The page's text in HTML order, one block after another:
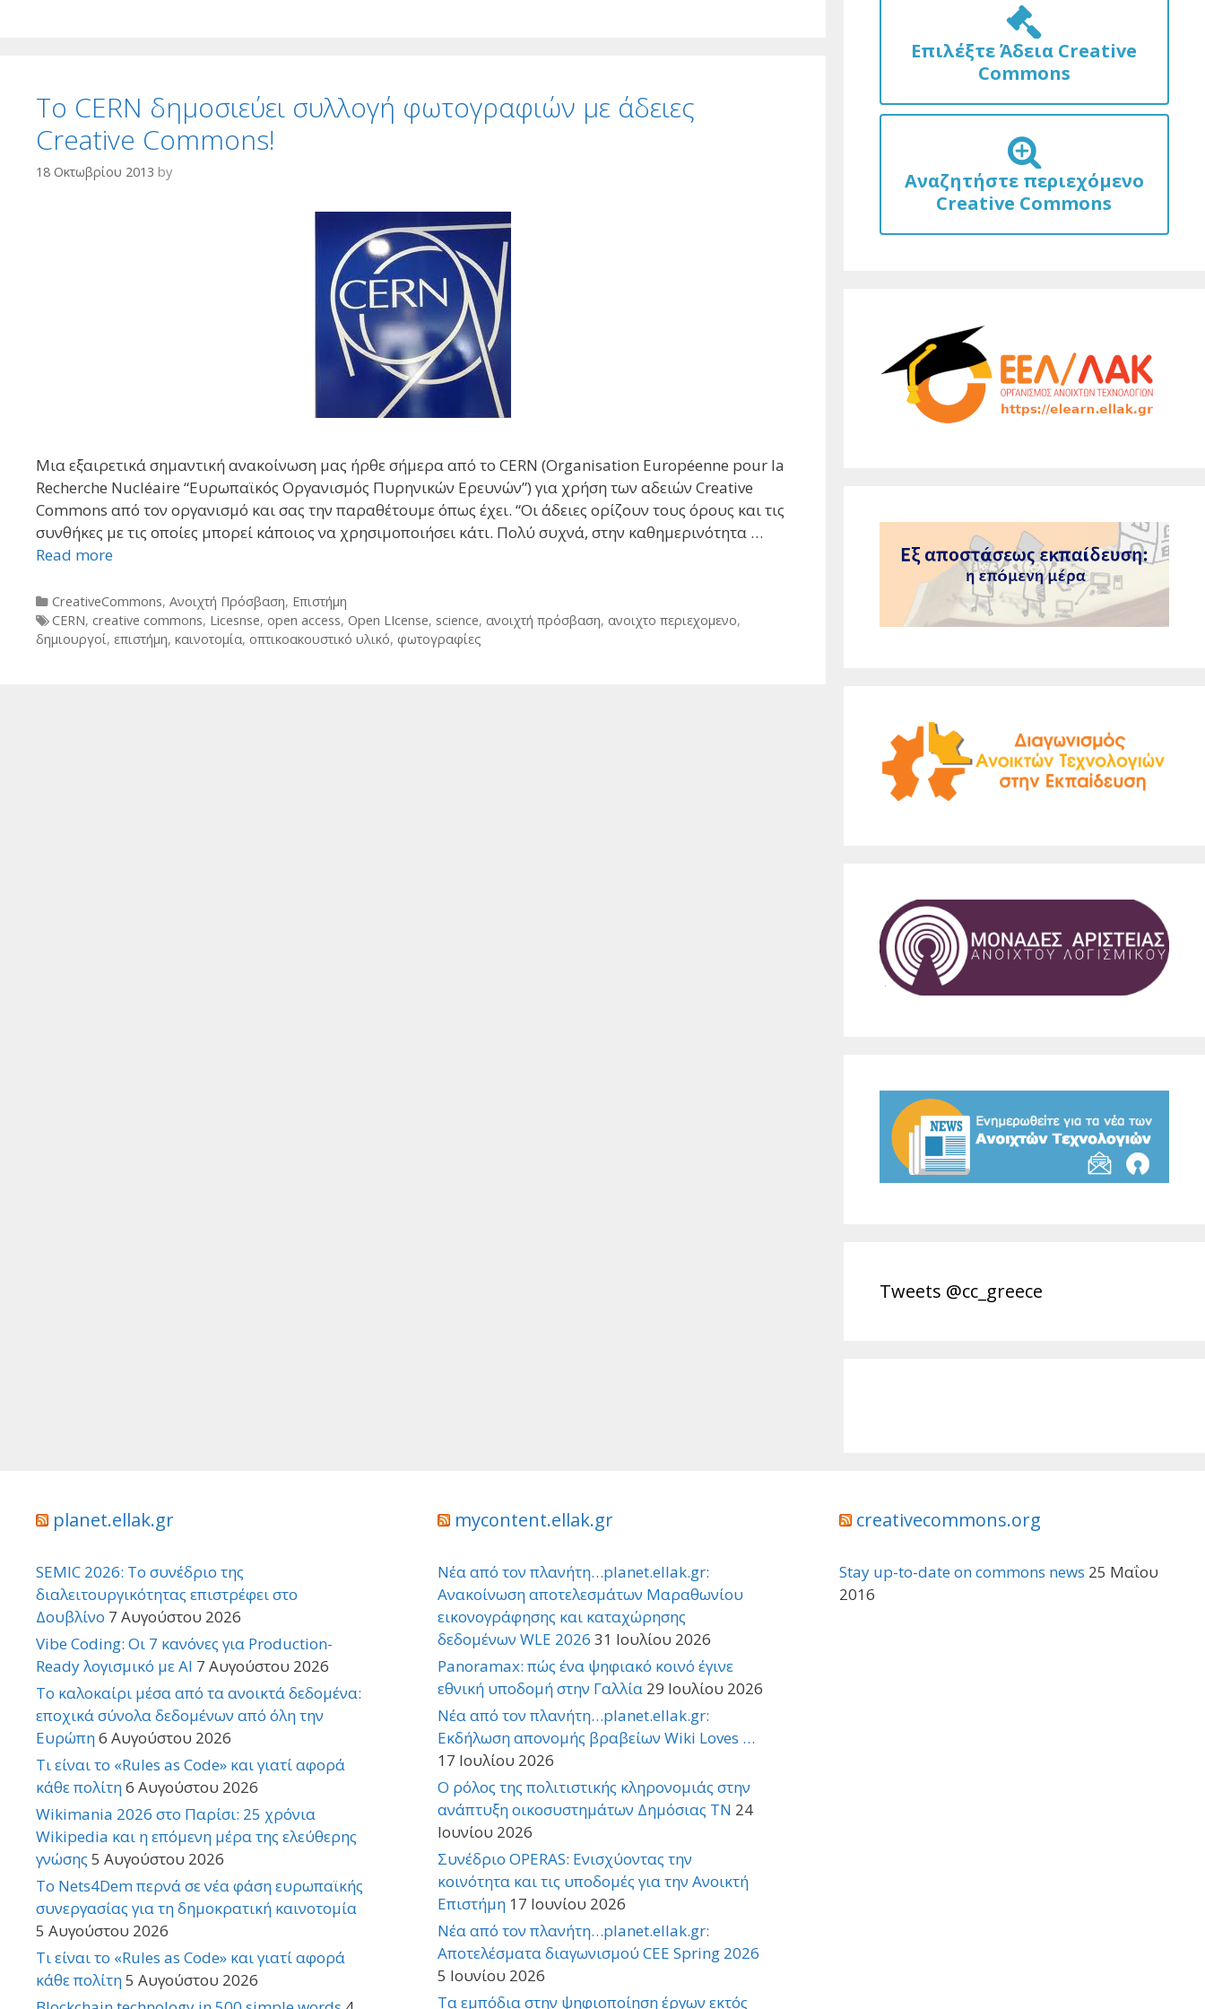
To CERN δημοσιεύει συλλογή φωτογραφιών με άδειες
Creative Commons!
18 Οκτωβρίου 2013 by
Μια εξαιρετικά σημαντική ανακοίνωση μας ήρθε σήμερα από το CERN (Organisation Européenne pour la
Recherche Nucléaire “Ευρωπαϊκός Οργανισμός Πυρηνικών Ερευνών”) για χρήση των αδειών Creative
Commons από τον οργανισμό και σας την παραθέτουμε όπως έχει. “Οι άδειες ορίζουν τους όρους και τις
συνθήκες με τις οποίες μπορεί κάποιος να χρησιμοποιήσει κάτι. Πολύ συχνά, στην καθημερινότητα …
Read more
Categories
CreativeCommons, Ανοιχτή Πρόσβαση, Επιστήμη
Tags
CERN, creative commons, Licesnse, open access, Open LIcense, science, ανοιχτή πρόσβαση, ανοιχτο περιεχομενο,
δημιουργοί, επιστήμη, καινοτομία, οπτικοακουστικό υλικό, φωτογραφίες
Επιλέξτε Άδεια Creative
Commons
Αναζητήστε περιεχόμενο
Creative Commons
Tweets @cc_greece
planet.ellak.gr
SEMIC 2026: Το συνέδριο της
διαλειτουργικότητας επιστρέφει στο
Δουβλίνο 7 Αυγούστου 2026
Vibe Coding: Οι 7 κανόνες για Production-
Ready λογισμικό με AI 7 Αυγούστου 2026
Το καλοκαίρι μέσα από τα ανοικτά δεδομένα:
εποχικά σύνολα δεδομένων από όλη την
Ευρώπη6 Αυγούστου 2026
Τι είναι το «Rules as Code» και γιατί αφορά
κάθε πολίτη6 Αυγούστου 2026
Wikimania 2026 στο Παρίσι: 25 χρόνια
Wikipedia και η επόμενη μέρα της ελεύθερης
γνώσης 5 Αυγούστου 2026
Το Nets4Dem περνά σε νέα φάση ευρωπαϊκής
συνεργασίας για τη δημοκρατική καινοτομία
5 Αυγούστου 2026
Τι είναι το «Rules as Code» και γιατί αφορά
κάθε πολίτη5 Αυγούστου 2026
mycontent.ellak.gr
Νέα από τον πλανήτη…planet.ellak.gr:
Ανακοίνωση αποτελεσμάτων Μαραθωνίου
εικονογράφησης και καταχώρησης
δεδομένων WLE 2026 31 Ιουλίου 2026
Panoramax: πώς ένα ψηφιακό κοινό έγινε
εθνική υποδομή στην Γαλλία 29 Ιουλίου 2026
Νέα από τον πλανήτη…planet.ellak.gr:
Εκδήλωση απονομής βραβείων Wiki Loves …
17 Ιουλίου 2026
Ο ρόλος της πολιτιστικής κληρονομιάς στην
ανάπτυξη οικοσυστημάτων Δημόσιας TN 24
Ιουνίου 2026
Συνέδριο OPERAS: Ενισχύοντας την
κοινότητα και τις υποδομές για την Ανοικτή
Επιστήμη 17 Ιουνίου 2026
Νέα από τον πλανήτη…planet.ellak.gr:
Αποτελέσματα διαγωνισμού CEE Spring 2026
5 Ιουνίου 2026
Τα εμπόδια στην ψηφιοποίηση έργων εκτός
creativecommons.org
Stay up-to-date on commons news 25 Μαΐου
2016